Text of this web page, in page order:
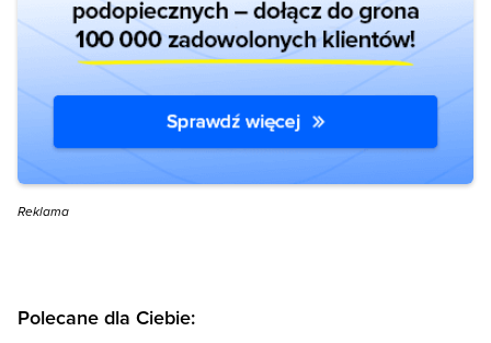
Reklama
Polecane dla Ciebie: